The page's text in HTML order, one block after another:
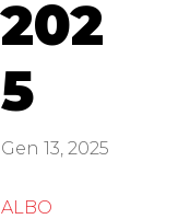
202
5
Gen 13, 2025
ALBO